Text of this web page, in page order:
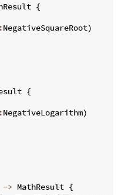
{
NegativeSquareRoot)
{
NegativeLogarithm)
-> MathResult {